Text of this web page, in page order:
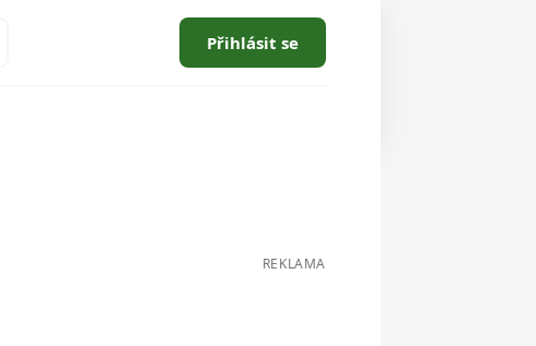
Přihlásit se
REKLAMA